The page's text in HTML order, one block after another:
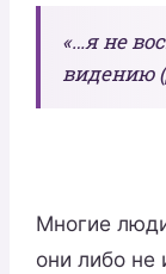
«…я не
видению
Многие
они либо не